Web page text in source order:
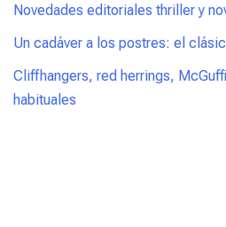
Novedades editoriales thriller y
Un cadáver a los postres: el
Cliffhangers, red herrings,
habituales